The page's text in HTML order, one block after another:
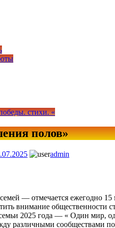
стихи. «
полов»
admin
— отмечается ежегодно
внимание общественности
2025 года — « Один мир,
различными сообществами